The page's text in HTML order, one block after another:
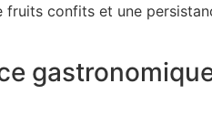
fruits confits et une